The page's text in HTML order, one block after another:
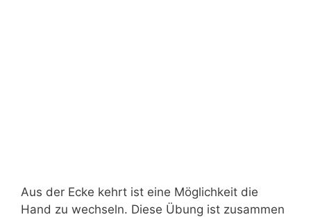
Aus der Ecke kehrt ist eine Möglichkeit die
Hand zu wechseln. Diese Übung ist zusammen